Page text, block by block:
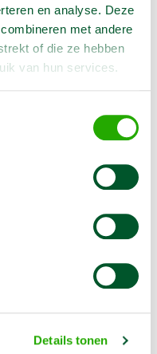
en analyse. Deze
met andere
of die ze hebben
van hun services.
Details tonen
kg
x 1.38 m
is geschikt om
naar boven of